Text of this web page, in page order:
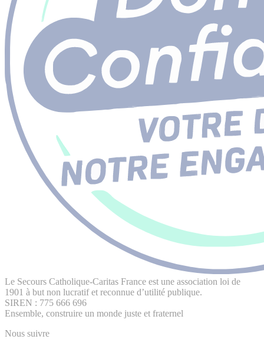
Le Secours Catholique-Caritas France est une association loi de
1901 à but non lucratif et reconnue d’utilité publique.
SIREN : 775 666 696
Ensemble, construire un monde juste et fraternel
Nous suivre